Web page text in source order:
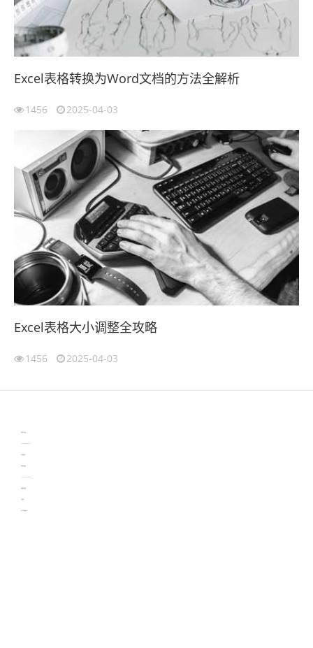
Excel表格转换为Word文档的方法全解析
1456 2025-04-03
Excel表格大小调整全攻略
1456 2025-04-03